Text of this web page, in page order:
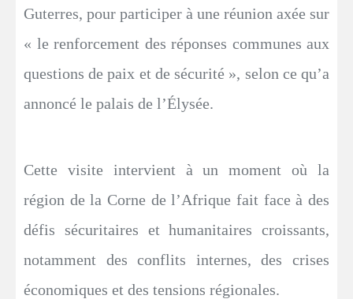
Guterres, pour participer à une réunion axée sur
« le renforcement des réponses communes aux
questions de paix et de sécurité », selon ce qu’a
annoncé le palais de l’Élysée.
Cette visite intervient à un moment où la
région de la Corne de l’Afrique fait face à des
défis sécuritaires et humanitaires croissants,
notamment des conflits internes, des crises
économiques et des tensions régionales.